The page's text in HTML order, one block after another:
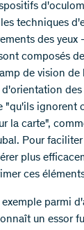
techniques
des yeux
composés
de vision
des
"qu'ils ignorent
la carte",
Pour
plus
ces
parmi
un essor